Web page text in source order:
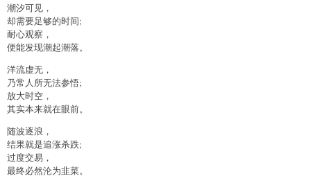
潮汐可见，
却需要足够的时间;
耐心观察，
便能发现潮起潮落。
洋流虚无，
乃常人所无法参悟;
放大时空，
其实本来就在眼前。
随波逐浪，
结果就是追涨杀跌;
过度交易，
最终必然沦为韭菜。